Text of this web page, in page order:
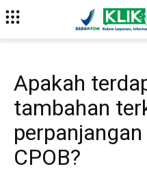
Apakah
tambahan
CPOB?